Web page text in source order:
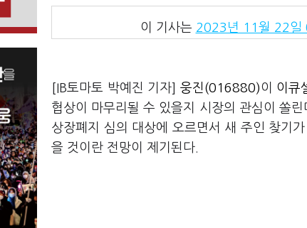
이 기사는 2023년 11월 22일
[IB토마토 박예진 기자] 웅진(016880)이 이큐
협상이 마무리될 수 있을지 시장의 관심이 쏠
상장폐지 심의 대상에 오르면서 새 주인 찾기
을 것이란 전망이 제기된다.